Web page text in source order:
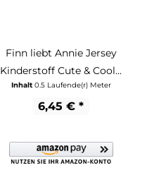
Finn liebt Annie Jersey
Kinderstoff Cute & Cool...
Inhalt 0.5 Laufende(r) Meter
6,45 € *